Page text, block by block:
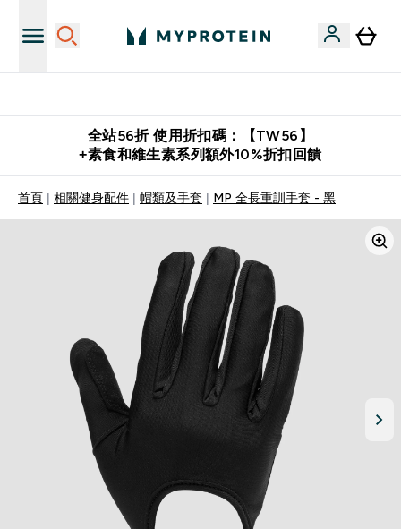
全站56折 使用折扣碼：【TW56】
+素食和維生素系列額外10%折扣回饋
首頁 相關健身配件 帽類及手套 MP 全長重訓手套 - 黑